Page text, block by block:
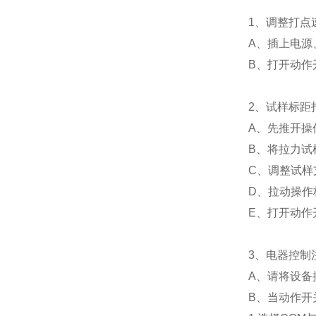
1、调整打点
A、插上电源
B、打开动
2、试样标距
A、先推开操
B、将拉力
C、调整试
D、拉动操
E、打开动
3、电器控制
A、请将设备
B、当动作